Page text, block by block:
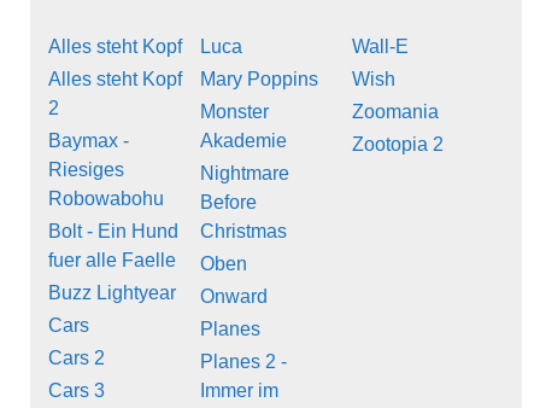
Alles steht Kopf
Alles steht Kopf
2
Baymax -
Riesiges
Robowabohu
Bolt - Ein Hund
fuer alle Faelle
Buzz Lightyear
Cars
Cars 2
Cars 3
Luca
Mary Poppins
Monster
Akademie
Nightmare
Before
Christmas
Oben
Onward
Planes
Planes 2 -
Immer im
Wall-E
Wish
Zoomania
Zootopia 2